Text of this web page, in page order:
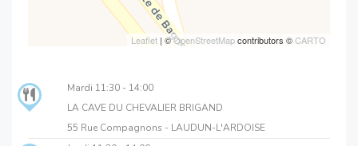
Leaflet | ©OpenStreetMapcontributors ©CARTO
Mardi 11:30 - 14:00
LA CAVE DU CHEVALIER BRIGAND
55 Rue Compagnons - LAUDUN-L'ARDOISE